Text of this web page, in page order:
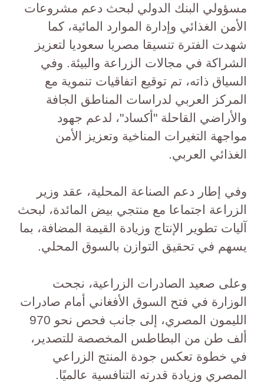
مسؤولي البنك الدولي لبحث دعم مشروعات
الأمن الغذائي وإدارة الموارد المائية، كما
شهدت الفترة تنسيقا مصريا سعوديا لتعزيز
الشراكة في مجالات الزراعة والبيئة. وفي
السياق ذاته، تم توقيع اتفاقيات تنموية مع
المركز العربي لدراسات المناطق الجافة
والأراضي القاحلة "أكساد"، لدعم جهود
مواجهة التغيرات المناخية وتعزيز الأمن
الغذائي العربي.
وفي إطار دعم الصناعة المحلية، عقد وزير
الزراعة اجتماعا مع منتجي بيض المائدة، لبحث
آليات تطوير الإنتاج وزيادة القيمة المضافة، بما
يسهم في تحقيق التوازن بالسوق المحلي.
وعلى صعيد الصادرات الزراعية، نجحت
الوزارة في فتح السوق الأفغاني أمام صادرات
الليمون المصري، إلى جانب فحص نحو 970
ألف طن من البطاطس المخصصة للتصدير،
في خطوة تعكس جودة المنتج الزراعي
المصري وزيادة قدرته التنافسية عالميًا.